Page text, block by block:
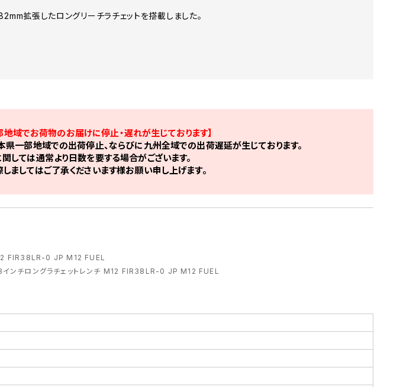
拡張したロングリーチラチェットを搭載しました。
地域でお荷物のお届けに停止・遅れが生じております】
一部地域での出荷停止、ならびに九州全域での出荷遅延が生じております。
しては通常より日数を要する場合がございます。
ましてはご了承くださいます様お願い申し上げます。
FIR38LR-0 JP M12 FUEL
ンチロングラチェットレンチ M12 FIR38LR-0 JP M12 FUEL